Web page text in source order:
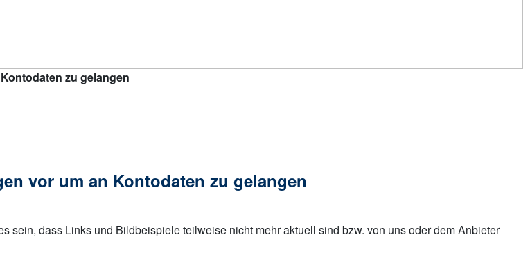
zu gelangen
vor um an Kontodaten zu gelangen
sein, dass Links und Bildbeispiele teilweise nicht mehr aktuell sind bzw. von uns oder dem Anbieter